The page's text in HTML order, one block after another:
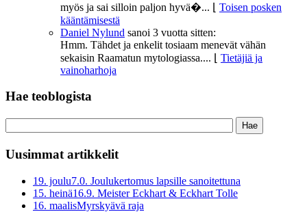
myös ja sai silloin paljon hyvä�...
Toisen posken
kääntämisestä
Daniel Nylund sanoi 3 vuotta sitten:
Hmm. Tähdet ja enkelit tosiaam menevät vähän
sekaisin Raamatun mytologiassa....
Tietäjiä ja
vainoharhoja
Hae teoblogista
Uusimmat artikkelit
19. joulu7.0. Joulukertomus lapsille sanoitettuna
15. heinä16.9. Meister Eckhart & Eckhart Tolle
16. maalisMyrskyävä raja